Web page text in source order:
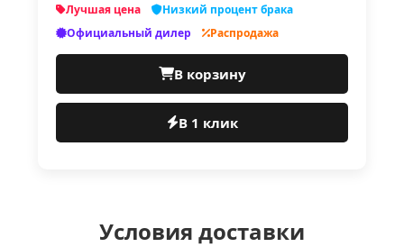
Лучшая цена
Низкий процент брака
Официальный дилер
Распродажа
В корзину
В 1 клик
Условия доставки